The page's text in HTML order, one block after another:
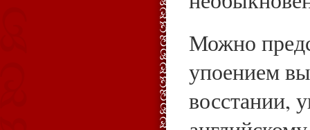
Можно
упоением
восстании,